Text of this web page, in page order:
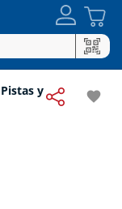
Pistas y
favorite